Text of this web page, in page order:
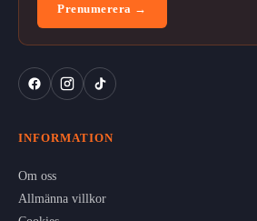
Prenumerera →
INFORMATION
Om oss
Allmänna villkor